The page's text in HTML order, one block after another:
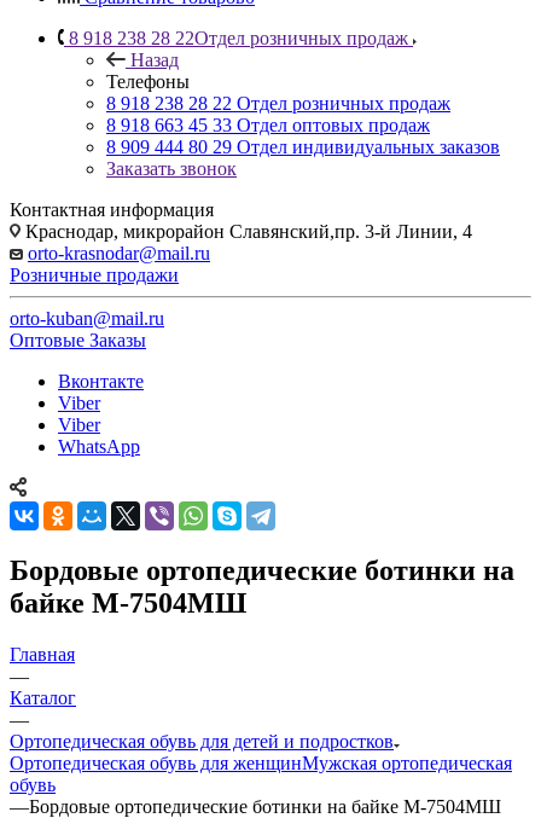
8 918 238 28 22Отдел розничных продаж
Назад
Телефоны
8 918 238 28 22 Отдел розничных продаж
8 918 663 45 33 Отдел оптовых продаж
8 909 444 80 29 Отдел индивидуальных заказов
Заказать звонок
Контактная информация
Краснодар, микрорайон Славянский,пр. 3-й Линии, 4
orto-krasnodar@mail.ru
Розничные продажи
orto-kuban@mail.ru
Оптовые Заказы
Вконтакте
Viber
Viber
WhatsApp
Бордовые ортопедические ботинки на
байке М-7504МШ
Главная
—
Каталог
—
Ортопедическая обувь для детей и подростков
Ортопедическая обувь для женщинМужская ортопедическая
обувь
—Бордовые ортопедические ботинки на байке М-7504МШ